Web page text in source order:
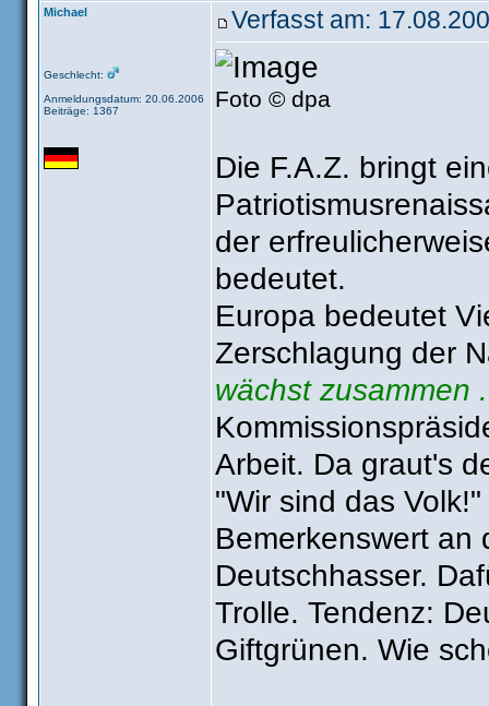
Michael
Geschlecht:
Anmeldungsdatum: 20.06.2006
Beiträge: 1367
Verfasst am:
Foto © dpa
Die F.A.Z. bringt
der
bedeutet.
Europa bedeutet
Zerschlagung der
wächst zusammen
Arbeit. Da graut's
"Wir sind das Volk!"
Bemerkenswert an
Deutschhasser.
Trolle. Tendenz:
Giftgrünen. Wie